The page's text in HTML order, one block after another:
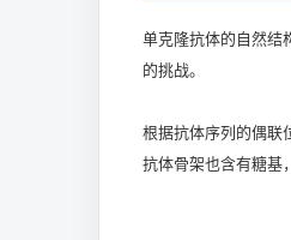
单克隆抗体的自然结
的挑战。
根据抗体序列的偶联
抗体骨架也含有糖基